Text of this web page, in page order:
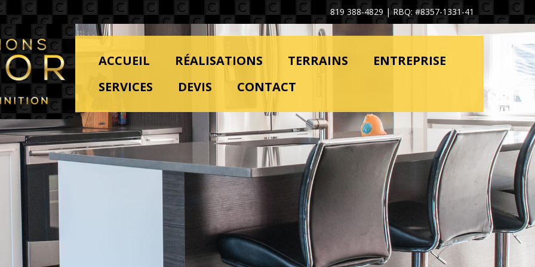
819 388-4829 | RBQ: #8357-1331-41
ACCUEIL RÉALISATIONS TERRAINS
ENTREPRISE
SERVICES
DEVIS CONTACT